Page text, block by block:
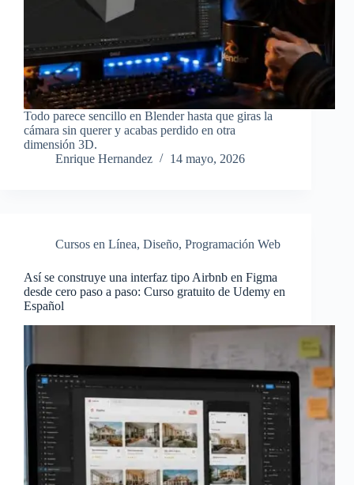
Todo parece sencillo en Blender hasta que giras la
cámara sin querer y acabas perdido en otra
dimensión 3D.
Enrique Hernandez
14 mayo, 2026
Cursos en Línea, Diseño, Programación Web
Así se construye una interfaz tipo Airbnb en Figma
desde cero paso a paso: Curso gratuito de Udemy en
Español